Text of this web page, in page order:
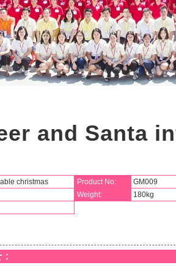
and Santa
christmas Product No: GM009
Weight: 180kg
: